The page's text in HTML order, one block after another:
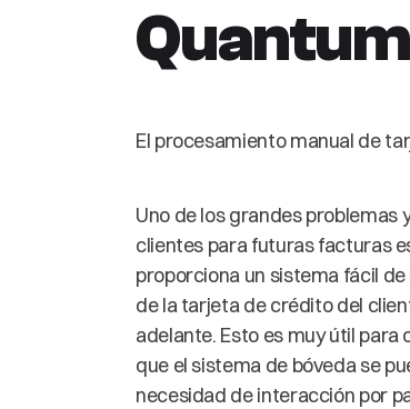
El procesamiento manual de
Uno de los grandes
clientes para futuras facturas
proporciona un sistema fácil
de la tarjeta de crédito del
adelante. Esto es muy útil
que el sistema de bóveda se
necesidad de interacción por